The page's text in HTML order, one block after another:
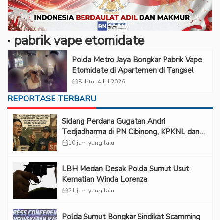
· ‎pabrik vape etomidate
Polda Metro Jaya Bongkar Pabrik Vape
Etomidate di Apartemen di Tangsel
calendar_monthSabtu, 4 Jul 2026
REPORTASE TERBARU
Sidang Perdana Gugatan Andri
Tedjadharma di PN Cibinong, KPKNL dan
PUPN Mangkir
calendar_month10 jam yang lalu
LBH Medan Desak Polda Sumut Usut
Kematian Winda Lorenza
calendar_month21 jam yang lalu
Polda Sumut Bongkar Sindikat Scamming